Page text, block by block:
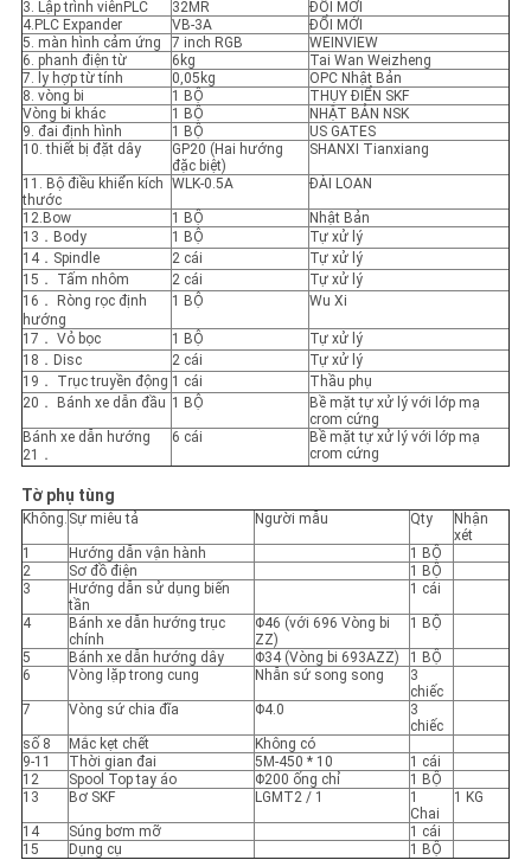
3. Lập trình viênPLC
32MR
ĐỔI MỚI
4.PLC Expander
VB-3A
ĐỔI MỚI
5. màn hình cảm ứng
7 inch RGB
WEINVIEW
6. phanh điện từ
6kg
Tai Wan Weizheng
7. ly hợp từ tính
0,05kg
OPC Nhật Bản
8. vòng bi
1 BỘ
THỤY ĐIỂN SKF
Vòng bi khác
1 BỘ
NHẬT BẢN NSK
9. đai định hình
1 BỘ
US GATES
10. thiết bị đặt dây
GP20 (Hai hướng
đặc biệt)
SHANXI Tianxiang
11. Bộ điều khiển kích
thước
WLK-0.5A ĐÀI LOAN
12.Bow 1 BỘ
Nhật Bản
13．Body
1 BỘ
Tự xử lý
14．Spindle
2 cái
Tự xử lý
15． Tấm nhôm
2 cái
Tự xử lý
16． Ròng rọc định
hướng
1 BỘ Wu Xi
17． Vỏ bọc 1 BỘ
Tự xử lý
18．Disc
2 cái
Tự xử lý
19． Trục truyền động 1 cái
Thầu phụ
20． Bánh xe dẫn đầu 1 BỘ
Bề mặt tự xử lý với lớp mạ
crom cứng
Bánh xe dẫn hướng
21．
6 cái
Bề mặt tự xử lý với lớp mạ
crom cứng
Tờ phụ tùng
Không. Sự miêu tả Người mẫu Qty
Nhận
xét
1
Hướng dẫn vận hành
1 BỘ
2
Sơ đồ điện
1 BỘ
3
Hướng dẫn sử dụng biến
tần
1 cái
4
Bánh xe dẫn hướng trục
chính
Φ46 (với 696 Vòng bi
ZZ)
1 BỘ
5 Bánh xe dẫn hướng dây Φ34 (Vòng bi 693AZZ)
1 BỘ
6
Vòng lặp trong cung Nhẫn sứ song song
3
chiếc
7
Vòng sứ chia đĩa Φ4.0
3
chiếc
số 8
Mắc kẹt chết
Không có
9-11
Thời gian đai 5M-450 * 10
1 cái
12
Spool Top tay áo Φ200 ống chỉ
1 BỘ
13
Bơ SKF LGMT2 / 1
1
Chai
1 KG
14 Súng bơm mỡ
1 cái
15
Dụng cụ 1 BỘ